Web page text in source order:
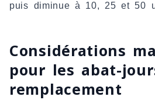
puis diminue à 10, 25 et 50
Considérations
pour les abat-
remplacement